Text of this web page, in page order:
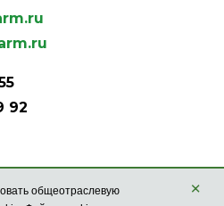
92
общеотраслевую
×